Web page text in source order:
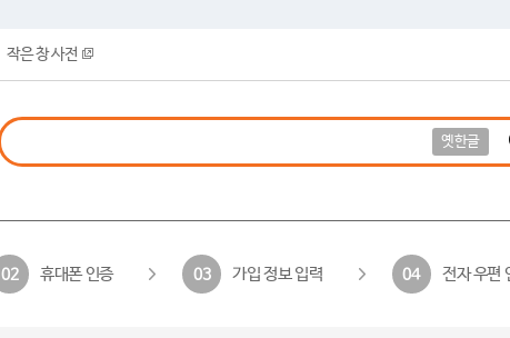
작은 창 사전
옛한글
02 휴대폰 인증 03 가입 정보 입력 04 전자 우편